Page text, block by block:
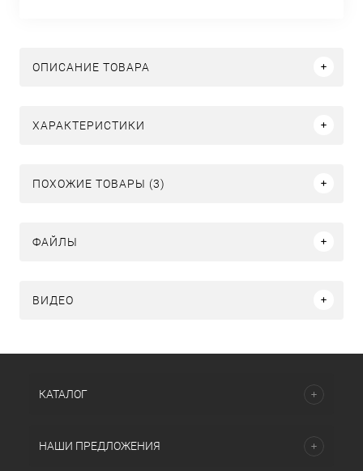
ОПИСАНИЕ ТОВАРА
ХАРАКТЕРИСТИКИ
ПОХОЖИЕ ТОВАРЫ (3)
ФАЙЛЫ
ВИДЕО
КАТАЛОГ
НАШИ ПРЕДЛОЖЕНИЯ